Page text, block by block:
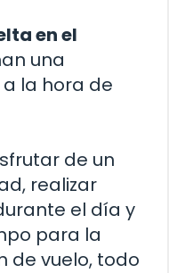
en el
una
la hora de
de un
realizar
el día y
para la
de vuelo, todo